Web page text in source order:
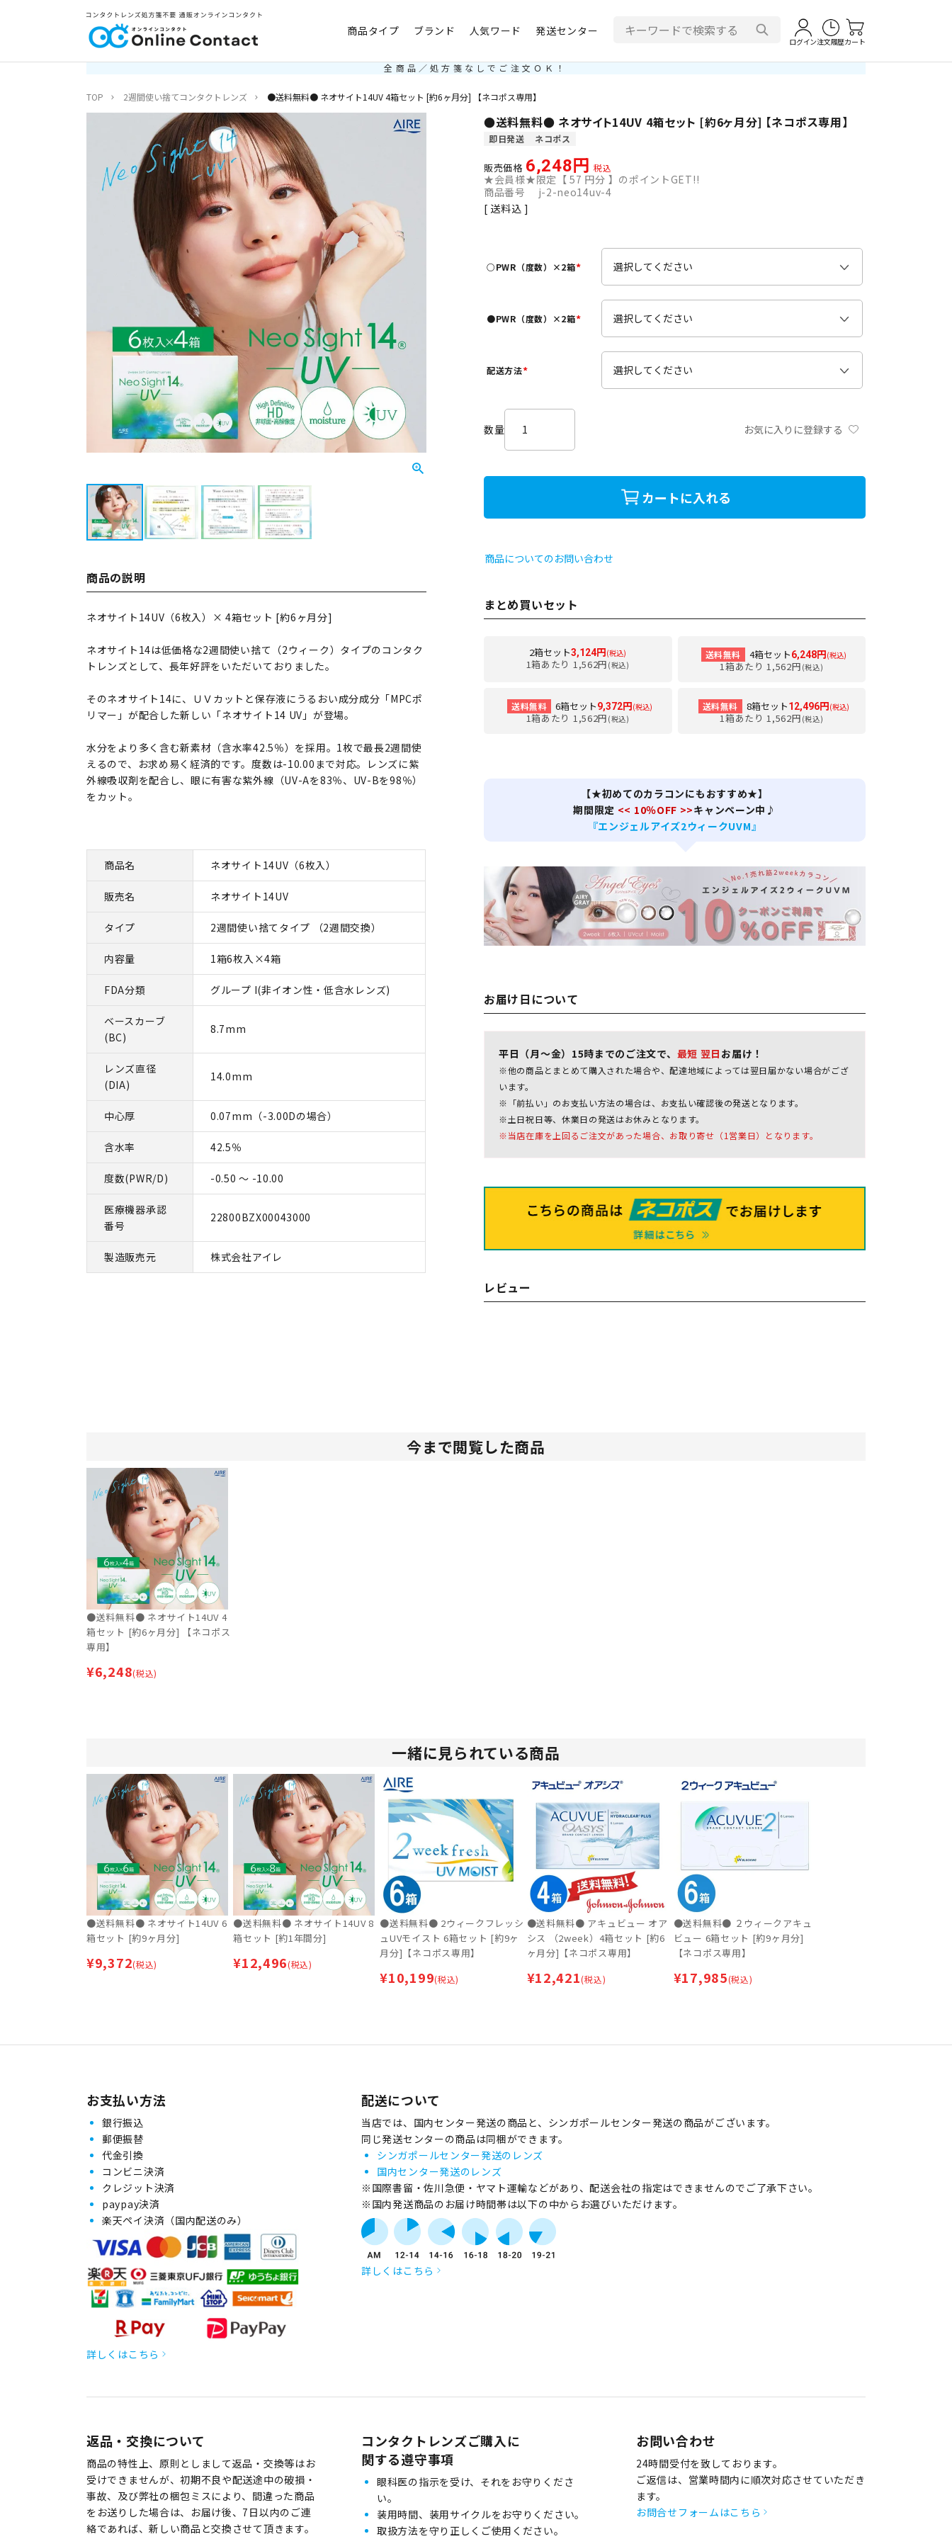
商品タイプ ブランド 人気ワード 発送センター
ログイン注文履歴カート
全商品／処方箋なしでご注文ＯＫ！
TOP 2週間使い捨てコンタクトレンズ ●送料無料● ネオサイト14UV 4箱セット [約6ヶ月分] 【ネコポス専用】
●送料無料● ネオサイト14UV 4箱セット [約6ヶ月分] 【ネコポス専用】
即日発送 ネコポス
販売価格 6,248 税込
★会員様★限定【 57 円分 】のポイントGET!!
商品番号
j-2-neo14uv-4
送料込
○PWR（度数）×2箱
)
●PWR（度数）×2箱
配送方法
須
お気に入りに登録する
カートに入れる
商品についてのお問い合わせ
まとめ買いセット
2箱セット3,124円 (税込)
1箱あたり 1,562円 (税込)
送料無料 4箱セット6,248円 (税込)
1箱あたり 1,562円 (税込)
送料無料 6箱セット9,372円 (税込)
1箱あたり 1,562円 (税込)
送料無料 8箱セット12,496円 (税込)
1箱あたり 1,562円 (税込)
【★初めてのカラコンにもおすすめ★】
期間限定 << 10％OFF >>キャンペーン中♪
『エンジェルアイズ2ウィークUVM』
お届け日について
平日（月～金）15時までのご注文で、 最短 翌日 お届け！
※他の商品とまとめて購入された場合や、配達地域によっては翌日届かない場合がござ
います。
※「前払い」のお支払い方法の場合は、お支払い確認後の発送となります。
※土日祝日等、休業日の発送はお休みとなります。
※当店在庫を上回るご注文があった場合、お取り寄せ（1営業日）となります。
レビュー
商品の説明
ネオサイト14UV（6枚入）× 4箱セット [約6ヶ月分]
ネオサイト14は低価格な2週間使い捨て（2ウィーク）タイプのコンタク
トレンズとして、長年好評をいただいておりました。
そのネオサイト14に、ＵＶカットと保存液にうるおい成分成分「MPCポ
リマー」が配合した新しい「ネオサイト14 UV」が登場。
水分をより多く含む新素材（含水率42.5％）を採用。1枚で最長2週間使
えるので、お求め易く経済的です。度数は-10.00まで対応。レンズに紫
外線吸収剤を配合し、眼に有害な紫外線（UV-Aを83％、UV-Bを98％）
をカット。
商品名 ネオサイト14UV（6枚入）
販売名 ネオサイト14UV
タイプ 2週間使い捨てタイプ （2週間交換）
内容量 1箱6枚入×4箱
FDA分類 グループ I(非イオン性・低含水レンズ)
ベースカーブ
(BC)
8.7mm
レンズ直径
(DIA)
14.0mm
中心厚 0.07mm（-3.00Dの場合）
含水率 42.5％
度数(PWR/D) -0.50 ～ -10.00
医療機器承認
番号
22800BZX00043000
製造販売元 株式会社アイレ
今まで閲覧した商品
●送料無料● ネオサイト14UV 4
箱セット [約6ヶ月分] 【ネコポス
専用】
¥6,248(税込)
一緒に見られている商品
●送料無料● ネオサイト14UV 6
箱セット [約9ヶ月分]
¥9,372(税込)
●送料無料● ネオサイト14UV 8
箱セット [約1年間分]
¥12,496(税込)
●送料無料● 2ウィークフレッシ
ュUVモイスト 6箱セット [約9ヶ
月分]【ネコポス専用】
¥10,199(税込)
●送料無料● アキュビュー オア
シス （2week）4箱セット [約6
ヶ月分]【ネコポス専用】
¥12,421(税込)
●送料無料● ２ウィークアキュ
ビュー 6箱セット [約9ヶ月分]
【ネコポス専用】
¥17,985(税込)
お支払い方法
銀行振込
郵便振替
代金引換
コンビニ決済
クレジット決済
paypay決済
楽天ペイ決済（国内配送のみ）
詳しくはこちら
配送について
当店では、国内センター発送の商品と、シンガポールセンター発送の商品がございます。
同じ発送センターの商品は同梱ができます。
シンガポールセンター発送のレンズ
国内センター発送のレンズ
※国際書留・佐川急便・ヤマト運輸などがあり、配送会社の指定はできませんのでご了承下さい。
※国内発送商品のお届け時間帯は以下の中からお選びいただけます。
詳しくはこちら
返品・交換について
商品の特性上、原則としまして返品・交換等はお
受けできませんが、初期不良や配送途中の破損・
事故、及び弊社の梱包ミスにより、間違った商品
をお送りした場合は、お届け後、7日以内のご連
絡であれば、新しい商品と交換させて頂きます。
コンタクトレンズご購入に
関する遵守事項
眼科医の指示を受け、それをお守りくださ
い。
装用時間、装用サイクルをお守りください。
取扱方法を守り正しくご使用ください。
お問い合わせ
24時間受付を致しております。
ご返信は、営業時間内に順次対応させていただき
ます。
お問合せフォームはこちら